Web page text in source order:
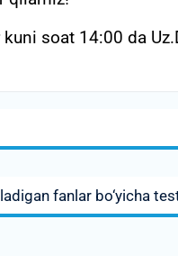
soat 14:00 da
fanlar bo‘yicha